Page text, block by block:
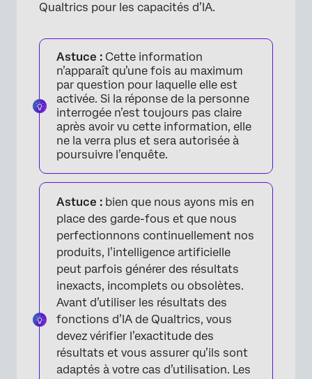
Qualtrics pour les capacités d’IA.
Astuce : Cette information
n’apparaît qu’une fois au maximum
par question pour laquelle elle est
activée. Si la réponse de la personne
interrogée n’est toujours pas claire
après avoir vu cette information, elle
ne la verra plus et sera autorisée à
poursuivre l’enquête.
Astuce : bien que nous ayons mis en
place des garde-fous et que nous
perfectionnons continuellement nos
produits, l’intelligence artificielle
peut parfois générer des résultats
inexacts, incomplets ou obsolètes.
Avant d’utiliser les résultats des
fonctions d’IA de Qualtrics, vous
devez vérifier l’exactitude des
résultats et vous assurer qu’ils sont
adaptés à votre cas d’utilisation. Les